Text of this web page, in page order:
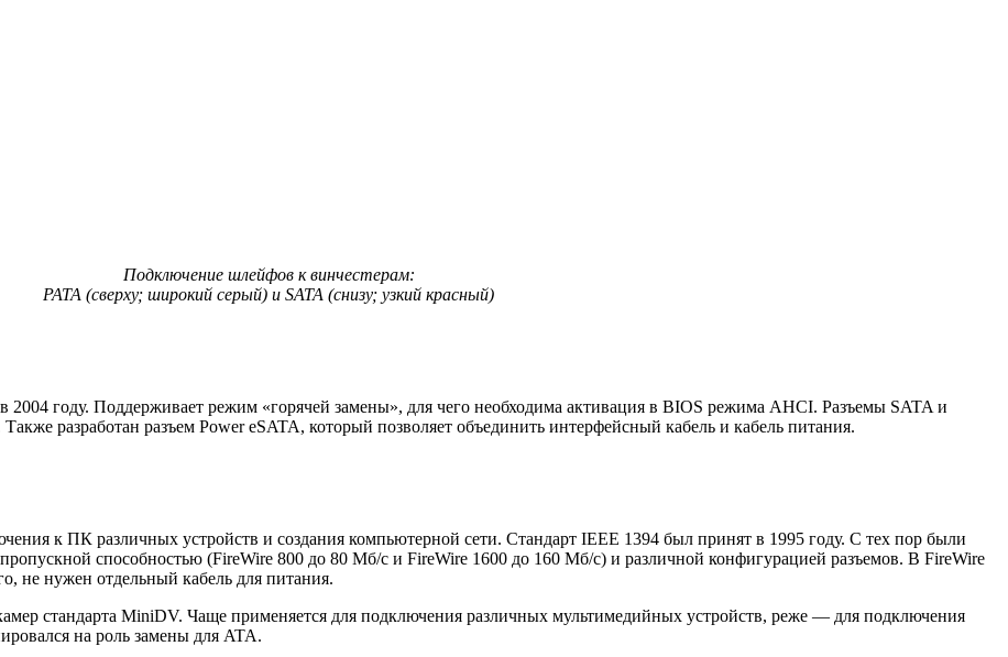
Подключение шлейфов к винчестерам:
PATA (сверху; широкий серый) и SATA (снизу; узкий красный)
году. Поддерживает режим «горячей замены», для чего необходима активация в BIOS режима AHCI. Разъемы SATA и
разработан разъем Power eSATA, который позволяет объединить интерфейсный кабель и кабель питания.
к ПК различных устройств и создания компьютерной сети. Стандарт IEEE 1394 был принят в 1995 году. С тех пор были
способностью (FireWire 800 до 80 Мб/с и FireWire 1600 до 160 Мб/с) и различной конфигурацией разъемов. В FireWire
не нужен отдельный кабель для питания.
стандарта MiniDV. Чаще применяется для подключения различных мультимедийных устройств, реже — для подключения
на роль замены для ATA.